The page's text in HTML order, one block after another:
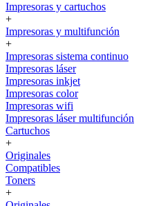
Impresoras y cartuchos
+
Impresoras y multifunción
+
Impresoras sistema continuo
Impresoras láser
Impresoras inkjet
Impresoras color
Impresoras wifi
Impresoras láser multifunción
Cartuchos
+
Originales
Compatibles
Toners
+